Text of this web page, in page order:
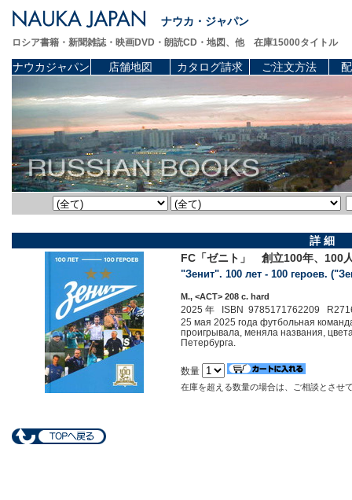
ナウカ・ジャパン
ロシア書籍・新聞雑誌・映画DVD・朗読CD・地図、他 在庫15000タイトル
ナウカジャパン 店舗地図 カタログ請求 ご注文方法
詳 細
FC「ゼニト」 創立100年、100
"Зенит". 100 лет - 100 героев.
М., <АСТ> 208 c. hard
2025 年 ISBN 9785171762209
25 мая 2025 года футбольная
проигрывала, меняла названия,
Петербурга.
数量
在庫を超える数量の場合は、ご相談とさせ